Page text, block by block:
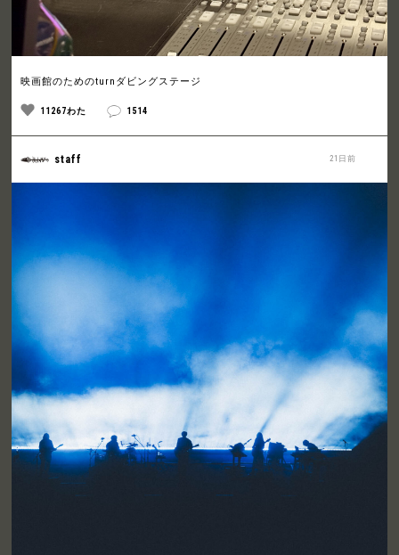
映画館のためのturnダビングステージ
11267わた 1514
21日前
staff